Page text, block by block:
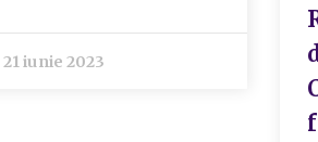
21 iunie 2023